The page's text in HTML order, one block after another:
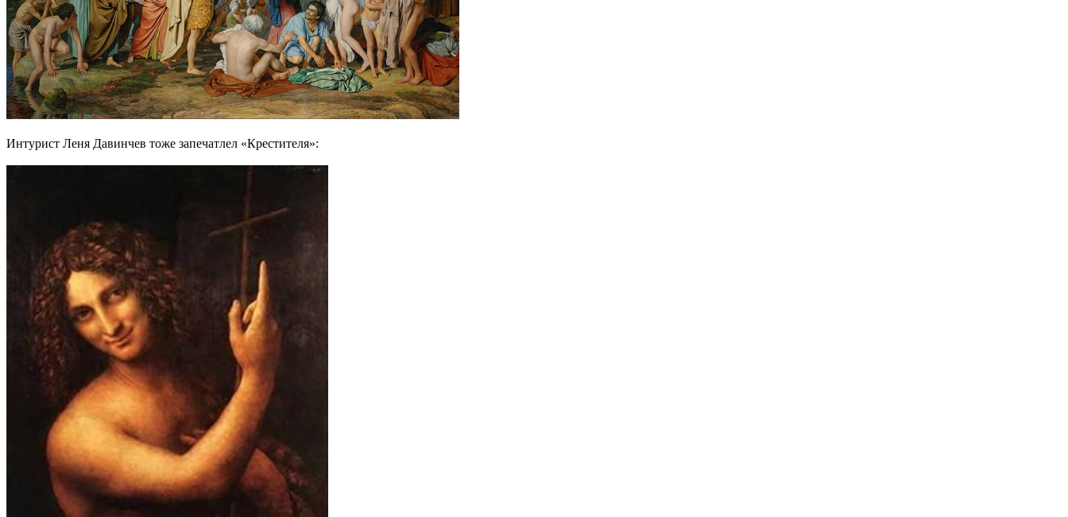
Интурист Леня Давинчев тоже запечатлел «Крестителя»: